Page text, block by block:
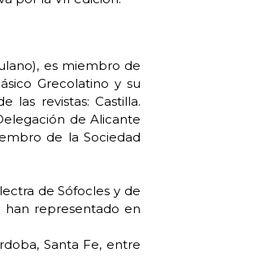
es miembro de
Grecolatino y su
las revistas: Castilla.
de Alicante
de la Sociedad
de Sófocles y de
han representado en
Santa Fe, entre